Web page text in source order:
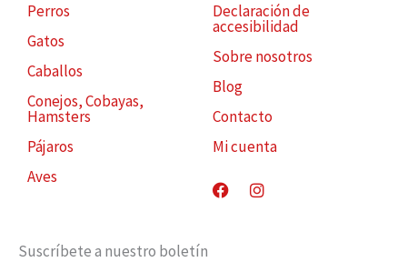
Perros
Gatos
Caballos
Conejos, Cobayas,
Hamsters
Pájaros
Aves
Declaración de
accesibilidad
Sobre nosotros
Blog
Contacto
Mi cuenta
FacebookInstagram
Suscríbete a nuestro boletín